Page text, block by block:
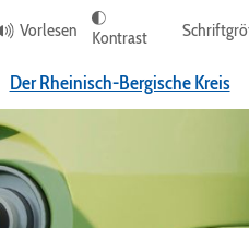
Vorlesen Kontrast
Der Rheinisch-Bergische Kreis